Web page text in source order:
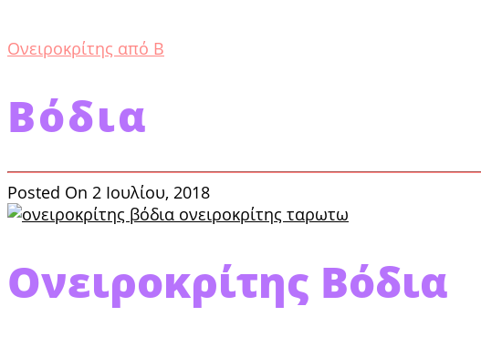
Ονειροκρίτης από Β
Βόδια
Posted On 2 Ιουλίου, 2018
Ονειροκρίτης Βόδια